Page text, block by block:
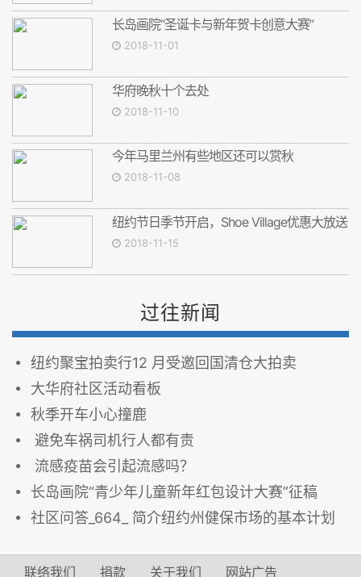
长岛画院“圣诞卡与新年贺卡创意大赛”
2018-11-01
华府晚秋十个去处
2018-11-10
今年马里兰州有些地区还可以赏秋
2018-11-08
纽约节日季节开启，Shoe Village优惠大放送
2018-11-15
过往新闻
纽约聚宝拍卖行12 月受邀回国清仓大拍卖
大华府社区活动看板
秋季开车小心撞鹿
避免车祸司机行人都有责
流感疫苗会引起流感吗？
长岛画院“青少年儿童新年红包设计大赛”征稿
社区问答_664_ 简介纽约州健保市场的基本计划
联络我们 捐款 关于我们 网站广告